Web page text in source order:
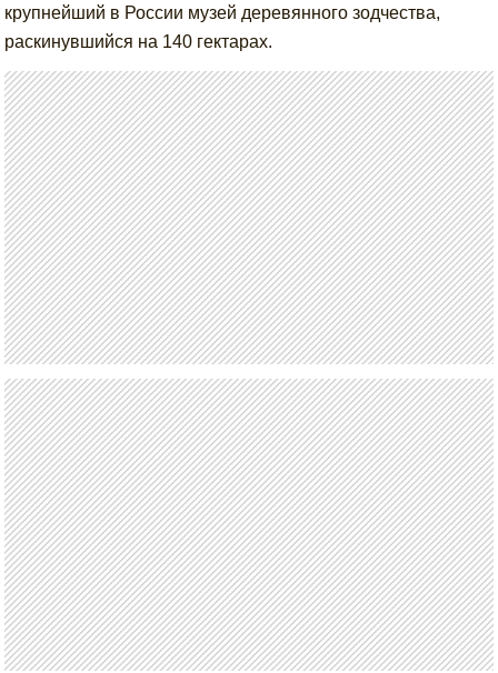
крупнейший в России музей деревянного зодчества,
раскинувшийся на 140 гектарах.